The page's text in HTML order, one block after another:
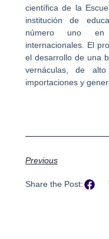
científica de la
institución de
número uno en
internacionales. El
el desarrollo de una
vernáculas, de
importaciones y
Previous
Share the Post: